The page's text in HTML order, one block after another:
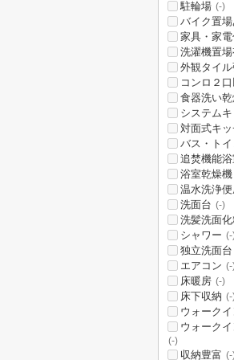
駐輪場 (-)
バイク置場
家具・家電
洗濯機置
外観タイル
コンロ２
食器洗い
システム
対面式キッ
バス・トイ
追焚機能浴
浴室乾燥機
温水洗浄
洗面台 (-)
洗髪洗面化
シャワー (-
独立洗面台
エアコン (-
床暖房 (-)
床下収納 (-
ウォーク
ウォーク
(-)
収納豊富 (-